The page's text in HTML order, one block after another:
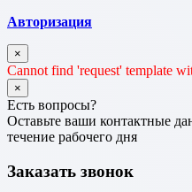
Авторизация
×
Cannot find 'request' template
×
Есть вопросы?
Оставьте ваши контактные
течение рабочего дня
Заказать звонок